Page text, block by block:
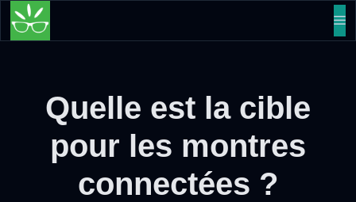
Aller
Quelle est la cible
pour les montres
connectées ?